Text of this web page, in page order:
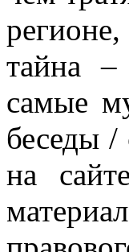
тайна –
самые
беседы /
на